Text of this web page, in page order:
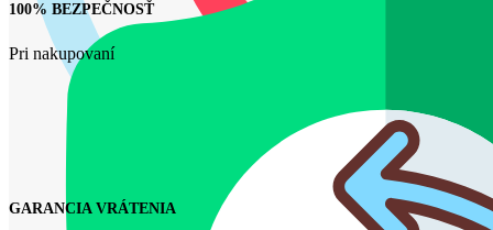
100% BEZPEČNOSŤ
Pri nakupovaní
GARANCIA VRÁTENIA